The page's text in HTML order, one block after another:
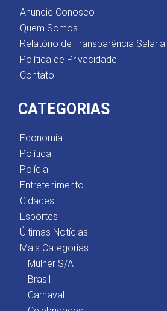
Anuncie Conosco
Quem Somos
Relatório de Transparência Salarial
Política de Privacidade
Contato
CATEGORIAS
Economia
Política
Polícia
Entretenimento
Cidades
Esportes
Últimas Notícias
Mais Categorias
Mulher S/A
Brasil
Carnaval